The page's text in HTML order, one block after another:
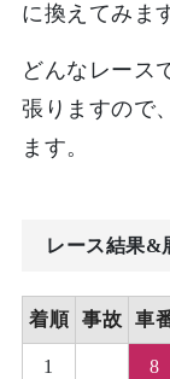
に換えてみま
どんなレース
張りますので
ます。
レース結果&
着順 事故 車
1 8